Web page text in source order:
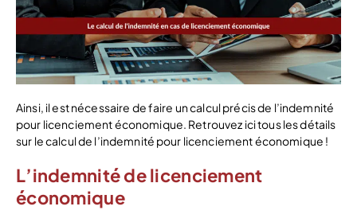
Ainsi, il est nécessaire de faire un calcul précis de l’indemnité
pour licenciement économique. Retrouvez ici tous les détails
sur le calcul de l’indemnité pour licenciement économique !
L’indemnité de licenciement
économique